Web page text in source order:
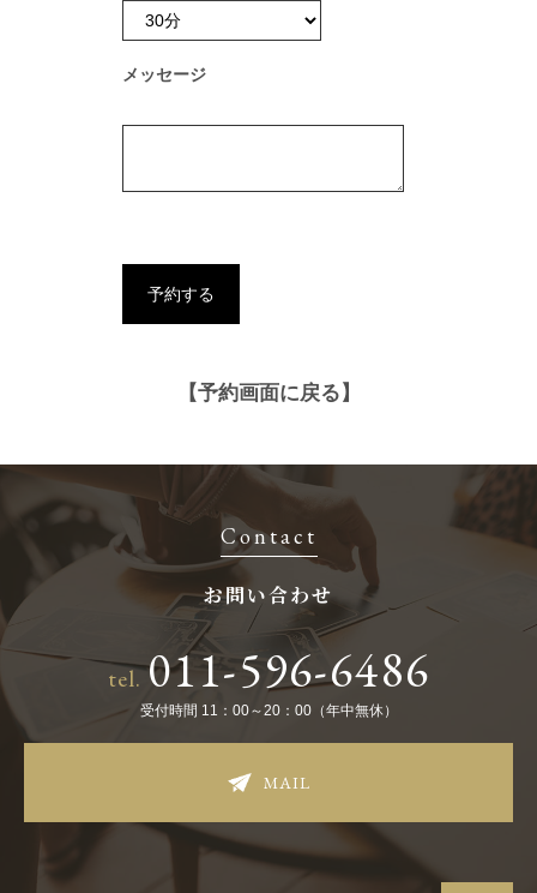
メッセージ
【予約画面に戻る】
Contact
お問い合わせ
tel.011-596-6486
受付時間 11：00～20：00（年中無休）
MAIL